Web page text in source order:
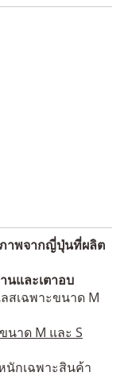
าพจากญี่ปุ่นที่ผลิต
นและเตาอบ
สเฉพาะขนาด M
นาด M และ S
นักเฉพาะสินค้า